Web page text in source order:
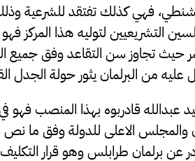
فهي كذلك تفتقد للشرعية
لتوليه هذا المركز
حيث تجاوز سن التقاعد وفق جميع
من البرلمان يثور حولة الجدل
عبدالله قادربوه بهذا المنصب فهو
والمجلس الاعلى للدولة وفق ما نص